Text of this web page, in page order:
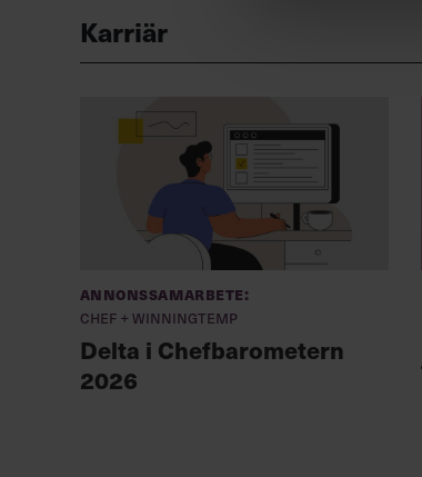
Karriär
Annonssamarbete:
Chef + Winningtemp
Delta i Chefbarometern
2026